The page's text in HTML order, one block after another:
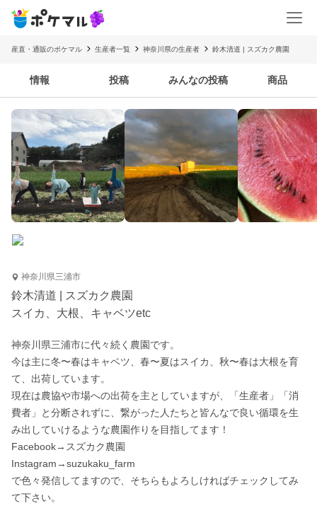
産直・通販のポケマル 生産者一覧 神奈川県の生産者 鈴木清道 | スズカク農園
情報 投稿 みんなの投稿 商品
神奈川県三浦市
鈴木清道 | スズカク農園
スイカ、大根、キャベツetc
神奈川県三浦市に代々続く農園です。
今は主に冬〜春はキャベツ、春〜夏はスイカ、秋〜春は大根を育
て、出荷しています。
現在は農協や市場への出荷を主としていますが、「生産者」「消
費者」と分断されずに、繋がった人たちと皆んなで良い循環を生
み出していけるような農園作りを目指してます！
Facebook→スズカク農園
Instagram→suzukaku_farm
で色々発信してますので、そちらもよろしければチェックしてみ
て下さい。